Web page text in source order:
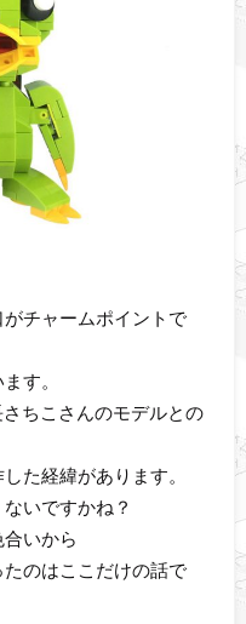
チャームポイントで
す。
ちこさんのモデルとの
た経緯があります。
いですかね？
いから
たのはここだけの話で